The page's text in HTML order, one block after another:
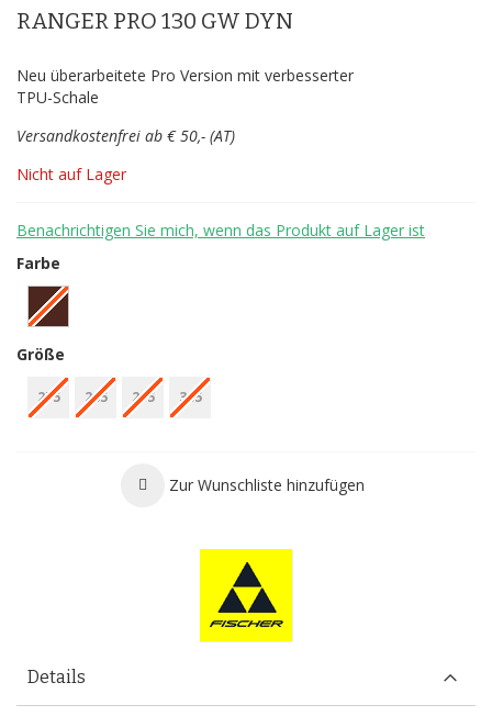
der
RANGER PRO 130 GW DYN
Neu überarbeitete Pro Version mit verbesserter
TPU-Schale
Versandkostenfrei ab € 50,- (AT)
Nicht auf Lager
Benachrichtigen Sie mich, wenn das Produkt auf Lager ist
Farbe
Größe
275 285 295 305
Zur Wunschliste hinzufügen
Details